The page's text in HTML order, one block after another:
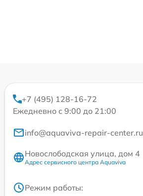
+7 (495) 128-16-72
Ежедневно с 9:00 до 21:00
info@aquaviva-repair-center.ru
Новослободская улица, дом 4
Адрес сервисного центра Aquaviva
Режим работы: